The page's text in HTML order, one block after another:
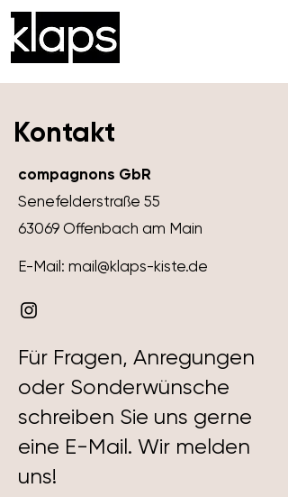
Kontakt
compagnons GbR
Senefelderstraße 55
63069 Offenbach am Main
E-Mail: mail@klaps-kiste.de
Für Fragen, Anregungen
oder Sonderwünsche
schreiben Sie uns gerne
eine E-Mail. Wir melden
uns!